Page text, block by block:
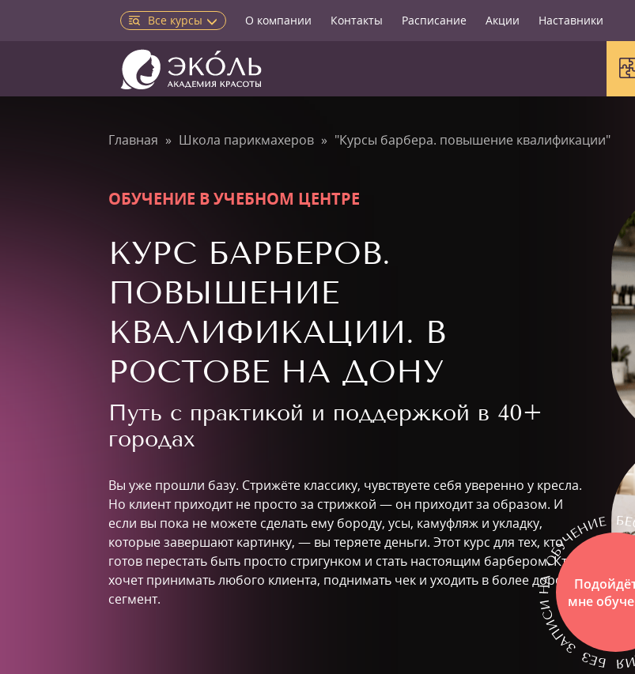
Все курсы О компании Контакты Расписание Акции Наставники
Главная Школа парикмахеров "Курсы барбера. повышение квалификации"
ОБУЧЕНИЕ В УЧЕБНОМ ЦЕНТРЕ
КУРС БАРБЕРОВ.
ПОВЫШЕНИЕ
КВАЛИФИКАЦИИ. В
РОСТОВЕ НА ДОНУ
Путь с практикой и поддержкой в 40+
городах
Вы уже прошли базу. Стрижёте классику, чувствуете себя уверенно у кресла.
Но клиент приходит не просто за стрижкой — он приходит за образом. И
если вы пока не можете сделать ему бороду, усы, камуфляж и укладку,
которые завершают картинку, — вы теряете деньги. Этот курс для тех, кто
готов перестать быть просто стригунком и стать настоящим барбером. Кто
хочет принимать любого клиента, поднимать чек и уходить в более дорогой
сегмент.
мне